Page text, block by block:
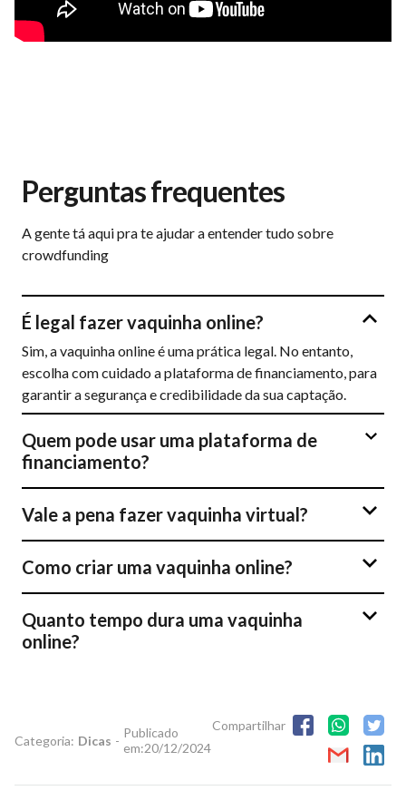
Perguntas frequentes
A gente tá aqui pra te ajudar a entender tudo sobre
crowdfunding
É legal fazer vaquinha online?
Sim, a vaquinha online é uma prática legal. No entanto,
escolha com cuidado a plataforma de financiamento, para
garantir a segurança e credibilidade da sua captação.
Quem pode usar uma plataforma de
financiamento?
Vale a pena fazer vaquinha virtual?
Como criar uma vaquinha online?
Quanto tempo dura uma vaquinha
online?
Categoria: Dicas - Publicado
em:20/12/2024
Compartilhar